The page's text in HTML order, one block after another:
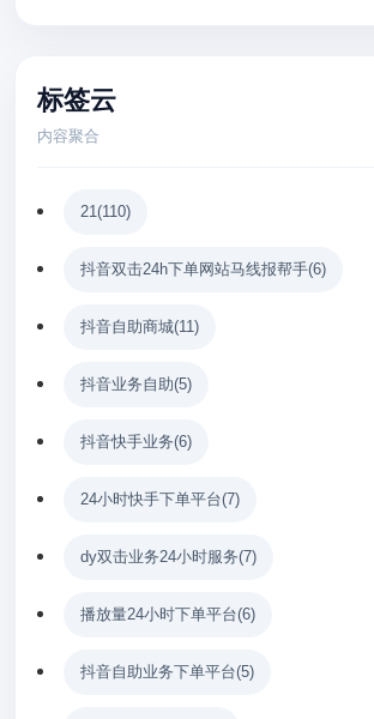
标签云
内容聚合
21(110)
抖音双击24h下单网站马线报帮手(6)
抖音自助商城(11)
抖音业务自助(5)
抖音快手业务(6)
24小时快手下单平台(7)
dy双击业务24小时服务(7)
播放量24小时下单平台(6)
抖音自助业务下单平台(5)